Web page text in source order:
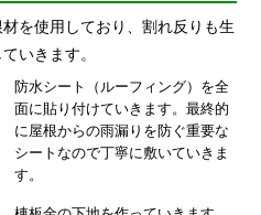
を使用しており、割れ反りも生
いきます。
防水シート（ルーフィング）を全
面に貼り付けていきます。最終的
に屋根からの雨漏りを防ぐ重要な
シートなので丁寧に敷いていきま
す。